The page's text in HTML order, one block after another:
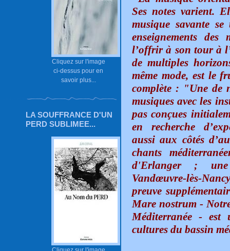
Cliquez sur l'image
ci-dessus pour en
savoir plus...
LA SOUFFRANCE D'UN
PERD SUBLIMEE...
Ses notes varient.
musique savante
enseignements
l’offrir à son tour à
de multiples
même mode, est le
complète : "Une de
musiques avec les
pas conçues
en recherche
aussi aux côtés
chants
d'Erlanger ; une
Vandœuvre-lès-
preuve
Mare nostrum -
Méditerranée - est
cultures du bassin